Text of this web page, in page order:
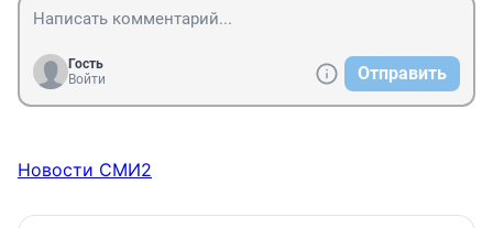
Гость
Войти
Отправить
Новости СМИ2